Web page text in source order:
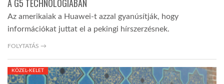
GLOBOTV BP
HÍR3D
A G5 TECHNOLÓGIÁBAN
Az amerikaiak a Huawei-t azzal gyanúsítják, hogy
információkat juttat el a pekingi hírszerzésnek.
FOLYTATÁS →
KÖZEL-KELET